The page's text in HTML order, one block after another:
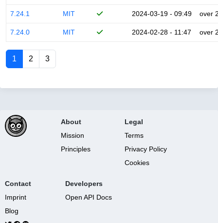
7.24.1 MIT 2024-03-19 - 09:49 over
7.24.0 MIT 2024-02-28 - 11:47 over
1 2 3
About
Mission
Principles
Legal
Terms
Privacy Policy
Cookies
Contact
Imprint
Blog
Developers
Open API Docs